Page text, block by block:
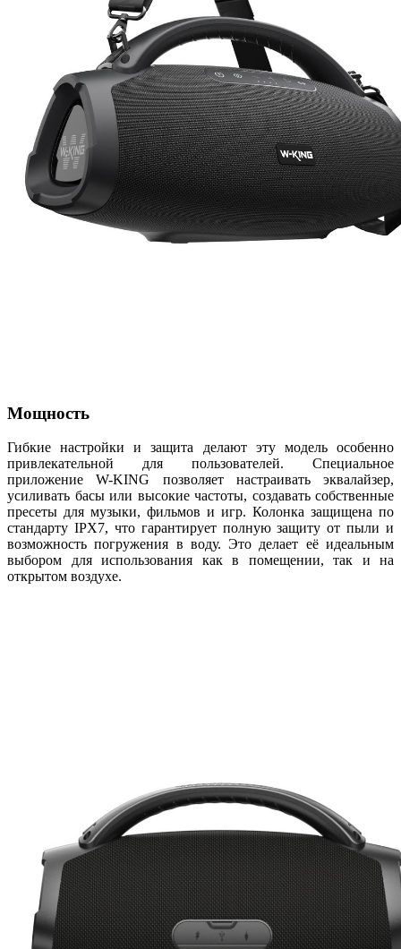
Мощность
Гибкие настройки и защита делают эту модель особенно
привлекательной для пользователей. Специальное
приложение W-KING позволяет настраивать эквалайзер,
усиливать басы или высокие частоты, создавать собственные
пресеты для музыки, фильмов и игр. Колонка защищена по
стандарту IPХ7, что гарантирует полную защиту от пыли и
возможность погружения в воду. Это делает её идеальным
выбором для использования как в помещении, так и на
открытом воздухе.